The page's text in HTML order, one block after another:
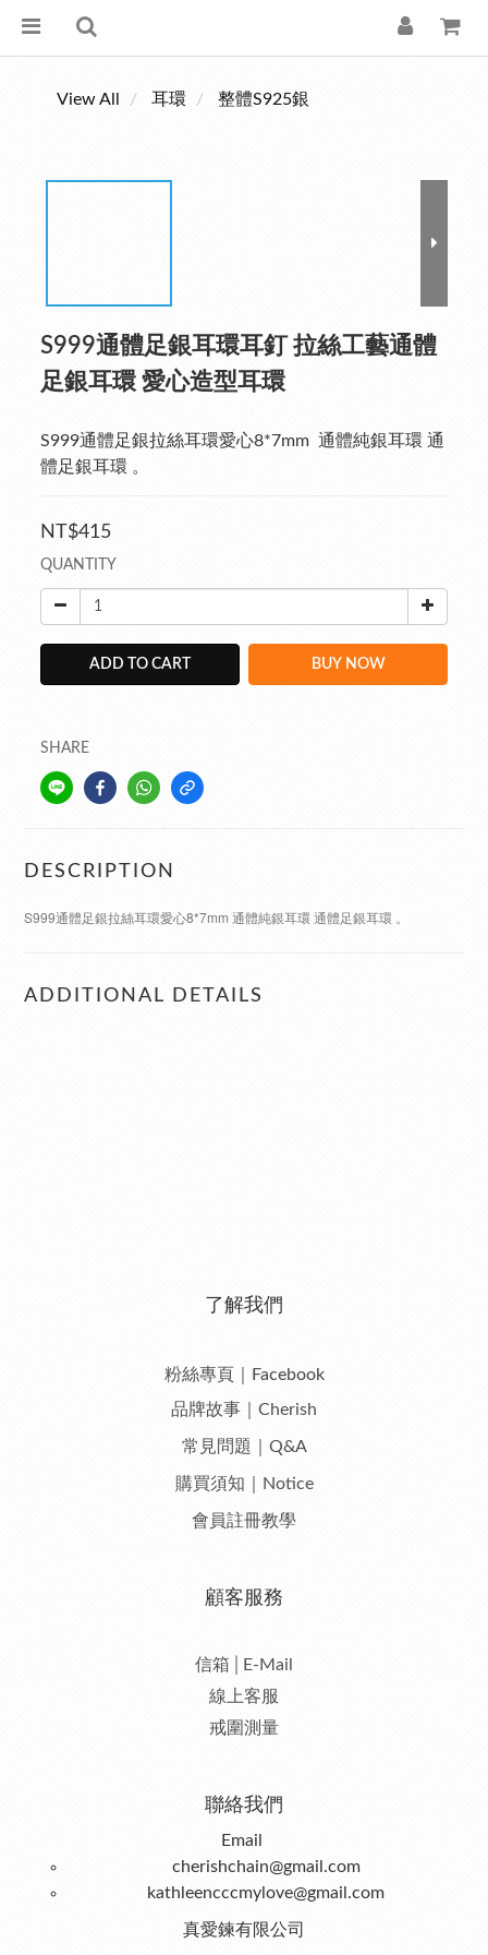
View All 耳環 整體S925銀
S999通體足銀耳環耳釘 拉絲工藝通體
足銀耳環 愛心造型耳環
S999通體足銀拉絲耳環愛心8*7mm  通體純銀耳環 通
體足銀耳環 。
NT$415
QUANTITY
ADD TO CART BUY NOW
SHARE
DESCRIPTION
S999通體足銀拉絲耳環愛心8*7mm 通體純銀耳環 通體足銀耳環 。
ADDITIONAL DETAILS
了解我們
粉絲專頁｜Facebook
品牌故事｜Cherish
常見問題｜Q&A
購買須知｜Notice
會員註冊教學
顧客服務
信箱│E-Mail
線上客服
戒圍測量
聯絡我們
Email
cherishchain@gmail.com
kathleencccmylove@gmail.com
真愛鍊有限公司